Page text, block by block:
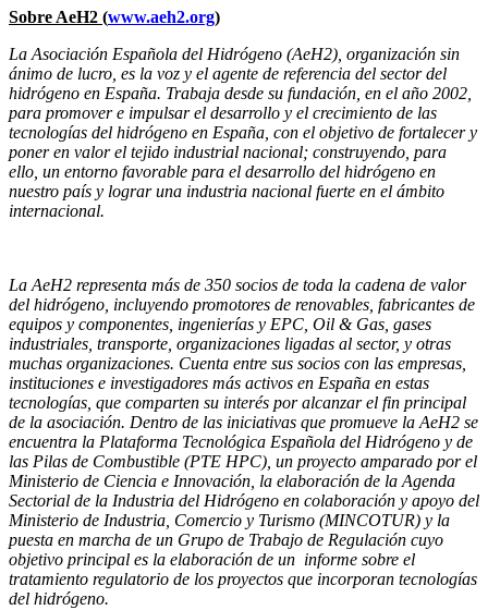
Sobre AeH2 (www.aeh2.org)
La Asociación Española del Hidrógeno (AeH2), organización sin
ánimo de lucro, es la voz y el agente de referencia del sector del
hidrógeno en España. Trabaja desde su fundación, en el año 2002,
para promover e impulsar el desarrollo y el crecimiento de las
tecnologías del hidrógeno en España, con el objetivo de fortalecer y
poner en valor el tejido industrial nacional; construyendo, para
ello, un entorno favorable para el desarrollo del hidrógeno en
nuestro país y lograr una industria nacional fuerte en el ámbito
internacional.
La AeH2 representa más de 350 socios de toda la cadena de valor
del hidrógeno, incluyendo promotores de renovables, fabricantes de
equipos y componentes, ingenierías y EPC, Oil & Gas, gases
industriales, transporte, organizaciones ligadas al sector, y otras
muchas organizaciones. Cuenta entre sus socios con las empresas,
instituciones e investigadores más activos en España en estas
tecnologías, que comparten su interés por alcanzar el fin principal
de la asociación. Dentro de las iniciativas que promueve la AeH2 se
encuentra la Plataforma Tecnológica Española del Hidrógeno y de
las Pilas de Combustible (PTE HPC), un proyecto amparado por el
Ministerio de Ciencia e Innovación, la elaboración de la Agenda
Sectorial de la Industria del Hidrógeno en colaboración y apoyo del
Ministerio de Industria, Comercio y Turismo (MINCOTUR) y la
puesta en marcha de un Grupo de Trabajo de Regulación cuyo
objetivo principal es la elaboración de un informe sobre el
tratamiento regulatorio de los proyectos que incorporan tecnologías
del hidrógeno.